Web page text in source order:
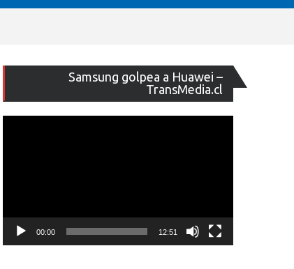
Samsung golpea a Huawei –
TransMedia.cl
de
vídeo
00:00 12:51